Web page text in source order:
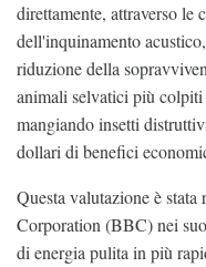
direttamente, attraverso le
dell'inquinamento
riduzione della
animali selvatici più
mangiando insetti
dollari di benefici
Questa valutazione è
Corporation (BBC) nei
di energia pulita in più